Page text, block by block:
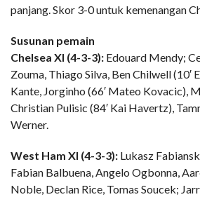
panjang. Skor 3-0 untuk kemenangan
Susunan pemain
Chelsea XI (4-3-3): Edouard Mendy;
Zouma, Thiago Silva, Ben Chilwell (10′
Kante, Jorginho (66′ Mateo Kovacic),
Christian Pulisic (84′ Kai Havertz),
Werner.
West Ham XI (4-3-3): Lukasz
Fabian Balbuena, Angelo Ogbonna,
Noble, Declan Rice, Tomas Soucek;